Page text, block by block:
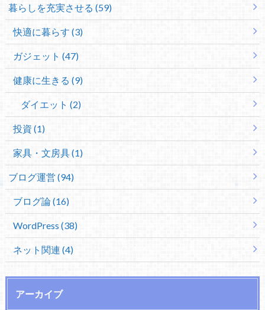
暮らしを充実させる (59)
快適に暮らす (3)
ガジェット (47)
健康に生きる (9)
ダイエット (2)
投資 (1)
家具・文房具 (1)
ブログ運営 (94)
ブログ論 (16)
WordPress (38)
ネット関連 (4)
アーカイブ